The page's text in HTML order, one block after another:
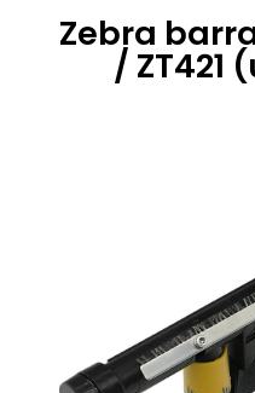
Zebra
/ ZT421